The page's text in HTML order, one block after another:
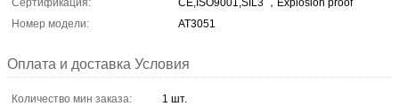
Сертификация:
CE,ISO9001,SIL3 ，Explosion proof
Номер модели:
AT3051
Оплата и доставка Условия
Количество мин заказа:
1 шт.